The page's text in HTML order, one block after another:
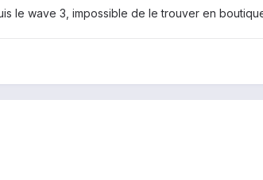
le wave 3, impossible de le trouver en